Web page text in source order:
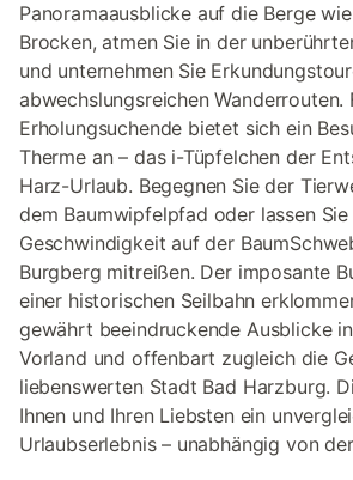
Panoramaausblicke auf die Berge
Brocken, atmen Sie in der
und unternehmen Sie
abwechslungsreichen Wanderrouten.
Erholungsuchende bietet sich ein
Therme an – das i-Tüpfelchen der
Harz-Urlaub. Begegnen Sie der
dem Baumwipfelpfad oder lassen
Geschwindigkeit auf der
Burgberg mitreißen. Der imposante
einer historischen Seilbahn
gewährt beeindruckende Ausblicke
Vorland und offenbart zugleich die
liebenswerten Stadt Bad Harzburg.
Ihnen und Ihren Liebsten ein
Urlaubserlebnis – unabhängig von